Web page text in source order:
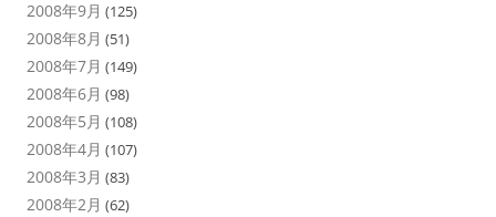
2008年9月 (125)
2008年8月 (51)
2008年7月 (149)
2008年6月 (98)
2008年5月 (108)
2008年4月 (107)
2008年3月 (83)
2008年2月 (62)